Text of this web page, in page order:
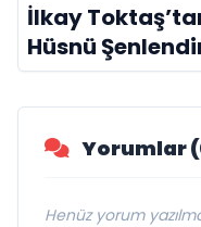
İlkay
Hüsnü
duygusal bir
Gibi”
Yorumlar
Henüz yorum